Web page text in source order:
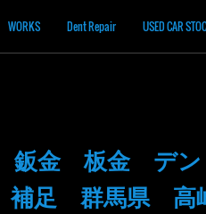
WORKS Dent Repair USED CAR
鈑金 板金 デ
足 群馬県 高